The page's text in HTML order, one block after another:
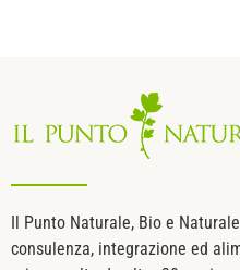
Il Punto Naturale, Bio e
consulenza, integrazione ed